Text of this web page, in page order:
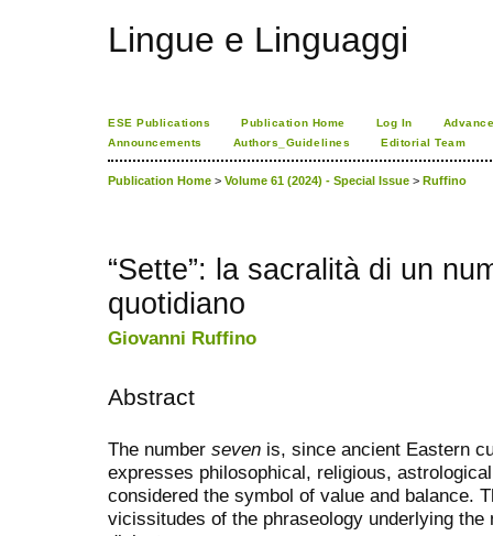
Lingue e Linguaggi
ESE Publications Publication Home Log In
Announcements
Authors_Guidelines Editorial Team
Publication Home > Volume 61 (2024) - Special Issue > Ruffino
“Sette”: la sacralità di un
quotidiano
Giovanni Ruffino
Abstract
The number seven is, since ancient Eastern
expresses philosophical, religious,
considered the symbol of value and balance.
vicissitudes of the phraseology underlying